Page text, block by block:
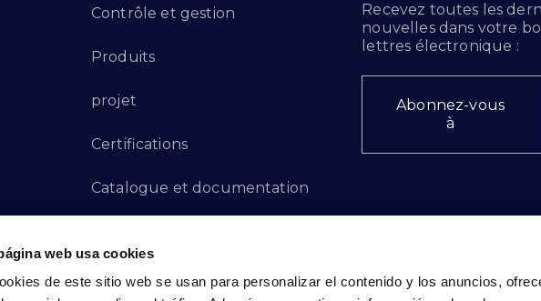
web usa cookies
de este sitio web se usan para personalizar el contenido y los anuncios,
Contrôle et gestion
Produits
projet
Certifications
Catalogue et documentation
Canal des plaintes
Recevez toutes les
nouvelles dans votre
lettres électronique :
Abonnez-vous
à